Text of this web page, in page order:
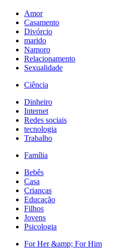
Amor
Casamento
Divórcio
marido
Namoro
Relacionamento
Sexualidade
Ciência
Dinheiro
Internet
Redes sociais
tecnologia
Trabalho
Família
Bebês
Casa
Crianças
Educação
Filhos
Jovens
Psicologia
For Her &amp; For Him